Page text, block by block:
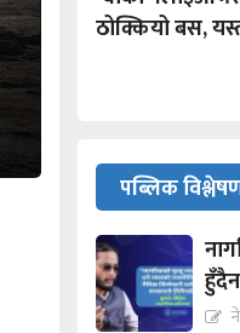
ठोक्कियो बस,
पब्लिक
हुँदैन